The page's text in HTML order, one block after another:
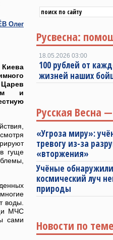
Олег
и
гуще
воды.
МЧС
сами
Русвесна:
18.05.2026 03:00
100 рублей от
жизней наших
Русская Весна
«Угроза миру»:
тревогу из-за
«вторжения»
Учёные
космический луч
природы
Новости по теме